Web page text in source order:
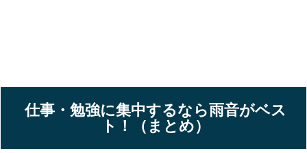
仕事・勉強に集中するなら雨音がベス
ト！（まとめ）